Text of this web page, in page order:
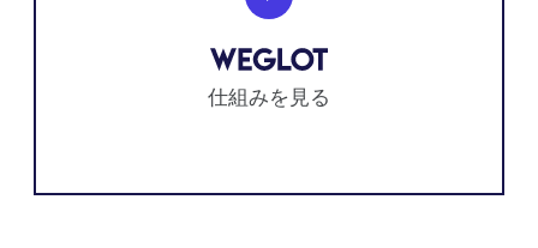
仕組みを見る